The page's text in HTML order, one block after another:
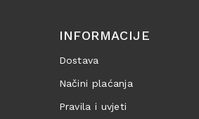
INFORMACIJE
Dostava
Načini plaćanja
Pravila i uvjeti